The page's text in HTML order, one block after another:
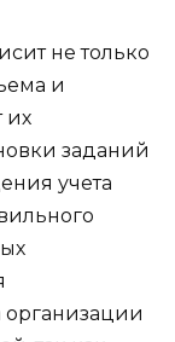
не только
и
их
заданий
учета
организации